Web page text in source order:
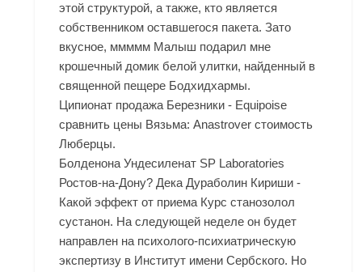
этой структурой, а также, кто является
собственником оставшегося пакета. Зато
вкусное, ммммм Малыш подарил мне
крошечный домик белой улитки, найденный в
священной пещере Бодхидхармы.
Ципионат продажа Березники - Equipoise
сравнить цены Вязьма: Anastrover стоимость
Люберцы.
Болденона Ундесиленат SP Laboratories
Ростов-на-Дону? Дека Дураболин Кириши -
Какой эффект от приема Курс станозолол
сустанон. На следующей неделе он будет
направлен на психолого-психиатрическую
экспертизу в Институт имени Сербского. Но